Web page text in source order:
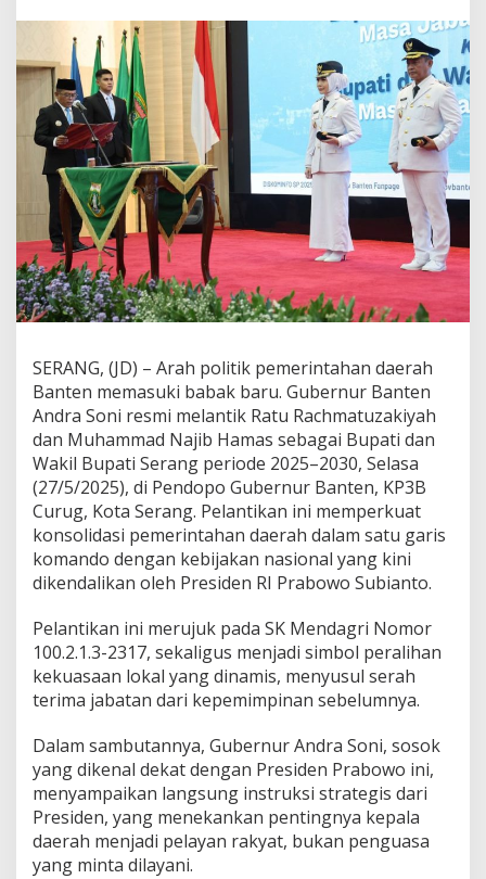
n
B
u
p
a
t
S
e
r
n
:
K
o
o
l
i
a
s
i
P
o
t
k
P
u
s
a
D
e
r
a
h
SERANG, (JD) – Arah politik pemerintahan daerah
Banten memasuki babak baru. Gubernur Banten
Andra Soni resmi melantik Ratu Rachmatuzakiyah
dan Muhammad Najib Hamas sebagai Bupati dan
Wakil Bupati Serang periode 2025–2030, Selasa
(27/5/2025), di Pendopo Gubernur Banten, KP3B
Curug, Kota Serang. Pelantikan ini memperkuat
konsolidasi pemerintahan daerah dalam satu garis
komando dengan kebijakan nasional yang kini
dikendalikan oleh Presiden RI Prabowo Subianto.
Pelantikan ini merujuk pada SK Mendagri Nomor
100.2.1.3-2317, sekaligus menjadi simbol peralihan
kekuasaan lokal yang dinamis, menyusul serah
terima jabatan dari kepemimpinan sebelumnya.
Dalam sambutannya, Gubernur Andra Soni, sosok
yang dikenal dekat dengan Presiden Prabowo ini,
menyampaikan langsung instruksi strategis dari
Presiden, yang menekankan pentingnya kepala
daerah menjadi pelayan rakyat, bukan penguasa
yang minta dilayani.